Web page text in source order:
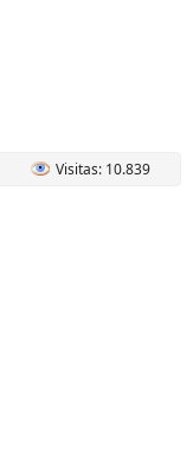
Visitas: 10.839